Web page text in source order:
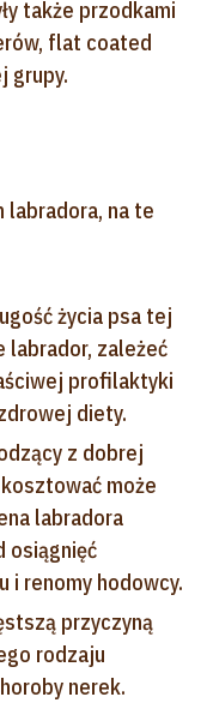
także przodkami
flat coated
grupy.
labradora, na te
życia psa tej
labrador, zależeć
profilaktyki
diety.
z dobrej
może
labradora
osiągnięć
i renomy hodowcy.
przyczyną
rodzaju
nerek.